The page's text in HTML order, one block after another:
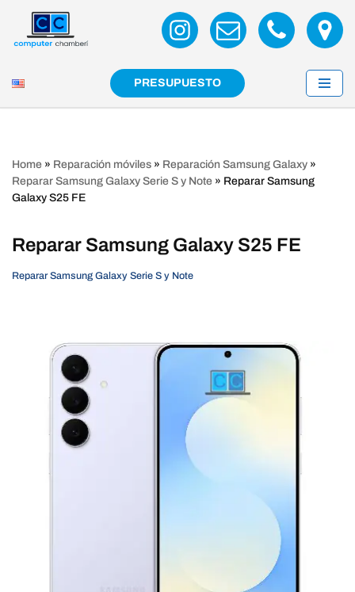
Saltar
PRESUPUESTO
Home » Reparación móviles » Reparación Samsung Galaxy »
Reparar Samsung Galaxy Serie S y Note » Reparar Samsung
Galaxy S25 FE
Reparar Samsung Galaxy S25 FE
Reparar Samsung Galaxy Serie S y Note